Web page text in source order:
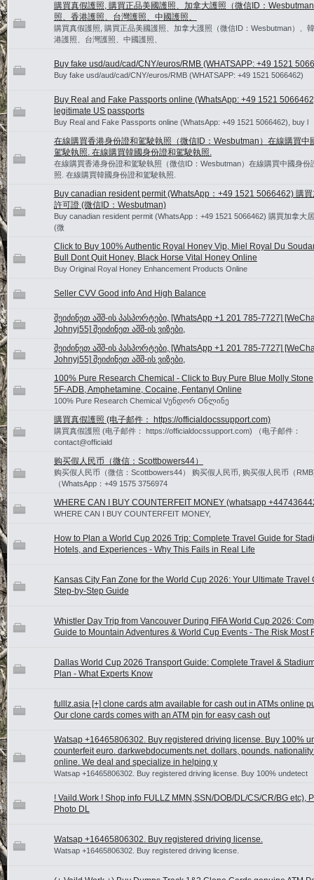
購買真假護照, 購買正品美國護照、加拿大護照（微信ID：
照、香港護照、台灣護照、中國護照、
購買真假護照, 購買正品美國護照、加拿大護照（微信ID：Wesbutman）、
港護照、台灣護照、中國護照、
Buy fake usd/aud/cad/CNY/euros/RMB (WHATSAPP: +49 1521
Buy fake usd/aud/cad/CNY/euros/RMB (WHATSAPP: +49 1521 5066462)
Buy Real and Fake Passports online (WhatsApp: +49 1521
legitimate US passports
Buy Real and Fake Passports online (WhatsApp: +49 1521 5066462), buy l
在線購買香港身份證和駕駛執照（微信ID：Wesbutman）在線購買中
駕駛執照. 在線購買韓國身份證和駕駛執照.
在線購買香港身份證和駕駛執照（微信ID：Wesbutman）在線購買中國身份
照. 在線購買韓國身份證和駕駛執照.
Buy canadian resident permit (WhatsApp：+49 1521 5066462) 購
許可證 (微信ID：Wesbutman)
Buy canadian resident permit (WhatsApp：+49 1521 5066462) 購買加拿大
(微
Click to Buy 100% Authentic Royal Honey Vip, Miel Royal Du
Bull Dont Quit Honey, Black Horse Vital Honey Online
Buy Original Royal Honey Enhancement Products Online
Seller CVV Good info And High Balance
შეიძინეთ აშშ-ის პასპორტები, [WhatsApp +1 201 785-7727]
Johnyj55] შეიძინეთ აშშ-ის ვიზები,
შეიძინეთ აშშ-ის პასპორტები, [WhatsApp +1 201 785-7727]
Johnyj55] შეიძინეთ აშშ-ის ვიზები,
100% Pure Research Chemical - Click to Buy Pure Blue Molly
5F-ADB, Amphetamine, Cocaine, Fentanyl Online
100% Pure Research Chemical Vენდორ Oნლინე
購買真假護照 (电子邮件： https://officialdocssupport.com)
購買真假護照 (电子邮件： https://officialdocssupport.com) （电子邮件：
contact@officiald
购买假人民币（微信：Scottbowers44）
购买假人民币（微信：Scottbowers44） 购买假人民币, 购买假人民币（
（WhatsApp：+49 1575 3756974
WHERE CAN I BUY COUNTERFEIT MONEY (‪whatsapp
WHERE CAN I BUY COUNTERFEIT MONEY,
How to Plan a World Cup 2026 Trip: Complete Travel Guide for
Hotels, and Experiences - Why This Fails in Real Life
Kansas City Fan Zone for the World Cup 2026: Your Ultimate Travel
Step-by-Step Guide
Whistler Day Trip from Vancouver During FIFA World Cup 2026:
Guide to Mountain Adventures & World Cup Events - The Risk Most
Dallas World Cup 2026 Transport Guide: Complete Travel &
Plan - What Experts Know
fulllz.asia [+] clone cards atm available for cash out in ATMs online
Our clone cards comes with an ATM pin for easy cash out
Watsap +16465806302. Buy registered driving license. Buy 100%
counterfeit euro. darkwebdocuments.net. dollars, pounds.
online. We deal and specialize in helping y
Watsap +16465806302. Buy registered driving license. Buy 100% undetect
! Vaild.Work ! Shop info FULLZ MMN,SSN/DOB/DL/CS/CR/BG etc),
Photo DL
Watsap +16465806302. Buy registered driving license.
Watsap +16465806302. Buy registered driving license.